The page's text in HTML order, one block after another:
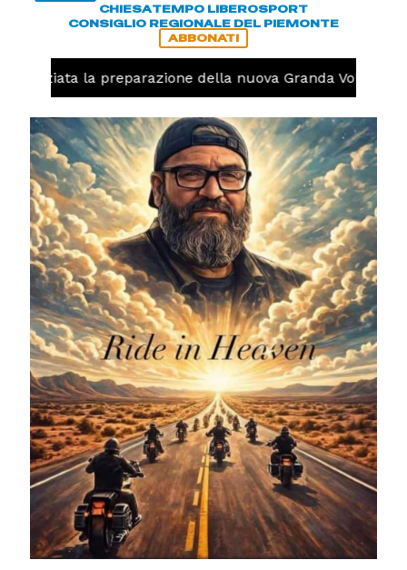
CHIESATEMPO LIBEROSPORT
CONSIGLIO REGIONALE DEL PIEMONTE
ABBONATI
iniziata la preparazione della nuova Granda Volley